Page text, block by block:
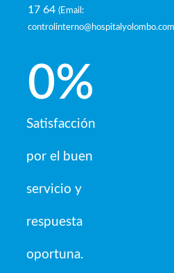
17 64 (Email:
controlinterno@hospitalyolombo.com
Satisfacción
por el buen
servicio y
respuesta
oportuna.
0%